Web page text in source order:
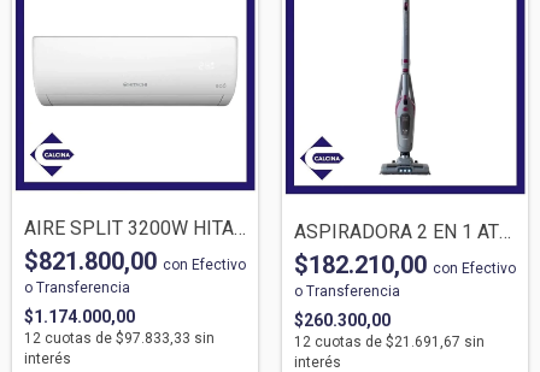
AIRE SPLIT 3200W HITACHI F/C HSP3200FC
$1.174.000,00
$821.800,00 con Efectivo
o Transferencia
12 cuotas de $97.833,33 sin
interés
ASPIRADORA 2 EN 1 ATMA 7922PI/N VERTICAL...
$260.300,00
$182.210,00 con Efectivo
o Transferencia
12 cuotas de $21.691,67 sin
interés